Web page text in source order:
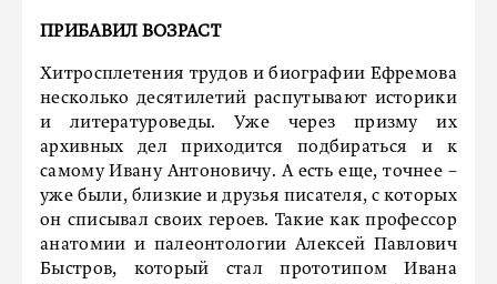
ПРИБАВИЛ ВОЗРАСТ
Хитросплетения трудов и биографии Ефремова
несколько десятилетий распутывают историки
и литературоведы. Уже через призму их
архивных дел приходится подбираться и к
самому Ивану Антоновичу. А есть еще, точнее –
уже были, близкие и друзья писателя, с которых
он списывал своих героев. Такие как профессор
анатомии и палеонтологии Алексей Павлович
Быстров, который стал прототипом Ивана